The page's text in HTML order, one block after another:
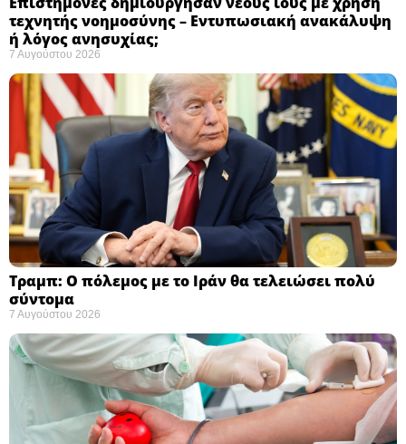
τεχνητής νοημοσύνης – Εντυπωσιακή ανακάλυψη
ή λόγος ανησυχίας; ​
7 Αυγούστου 2026
Τραμπ: Ο πόλεμος με το Ιράν θα τελειώσει πολύ
σύντομα ​
7 Αυγούστου 2026